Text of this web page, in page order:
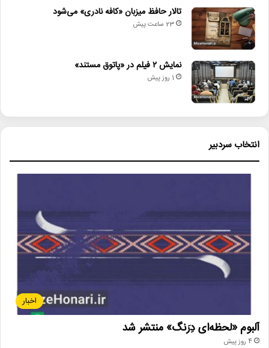
تالار حافظ میزبان «کافه نادری» می‌شود
23 ساعت پیش
نمایش ۲ فیلم در «پاتوق مستند»
1 روز پیش
انتخاب سردبیر
اخبار
آلبوم «لحظه‌ای دِرَنگ» منتشر شد
4 روز پیش